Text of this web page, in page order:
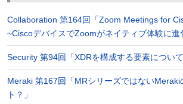
Collaboration 第164回「Zoom Meetings for
~CiscoデバイスでZoomがネイティブ体験に進
Security 第94回「XDRを構成する要素について
Meraki 第167回「MRシリーズではないMeraki
ト？」